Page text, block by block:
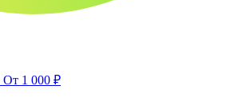
От 1 000 ₽